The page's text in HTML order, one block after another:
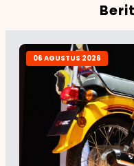
06 AGUSTUS 2026